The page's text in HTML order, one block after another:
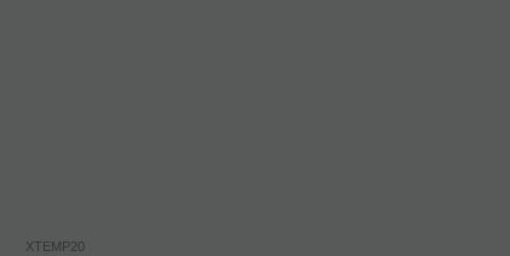
XTEMP20